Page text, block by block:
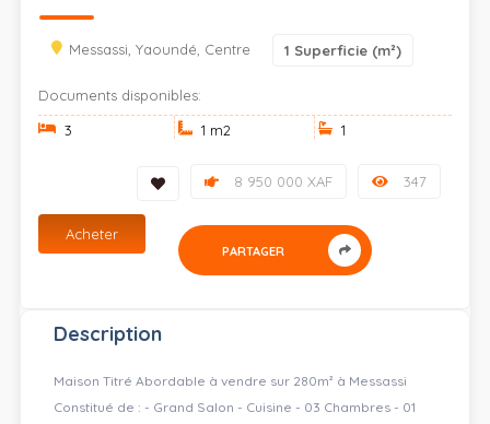
Messassi, Yaoundé, Centre 1 Superficie (m²)
Documents disponibles:
3
1 m2 1
347
8 950 000 XAF
Acheter
PARTAGER
Description
Maison Titré Abordable à vendre sur 280m² à Messassi
Constitué de : - Grand Salon - Cuisine - 03 Chambres - 01